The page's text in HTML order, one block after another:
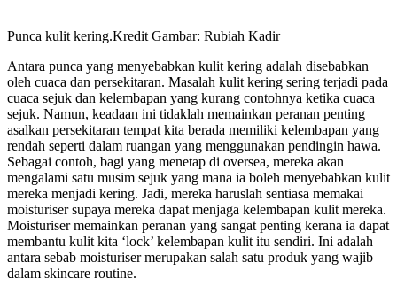
Punca kulit kering.Kredit Gambar: Rubiah Kadir
Antara punca yang menyebabkan kulit kering adalah disebabkan
oleh cuaca dan persekitaran. Masalah kulit kering sering terjadi pada
cuaca sejuk dan kelembapan yang kurang contohnya ketika cuaca
sejuk. Namun, keadaan ini tidaklah memainkan peranan penting
asalkan persekitaran tempat kita berada memiliki kelembapan yang
rendah seperti dalam ruangan yang menggunakan pendingin hawa.
Sebagai contoh, bagi yang menetap di oversea, mereka akan
mengalami satu musim sejuk yang mana ia boleh menyebabkan kulit
mereka menjadi kering. Jadi, mereka haruslah sentiasa memakai
moisturiser supaya mereka dapat menjaga kelembapan kulit mereka.
Moisturiser memainkan peranan yang sangat penting kerana ia dapat
membantu kulit kita ‘lock’ kelembapan kulit itu sendiri. Ini adalah
antara sebab moisturiser merupakan salah satu produk yang wajib
dalam skincare routine.